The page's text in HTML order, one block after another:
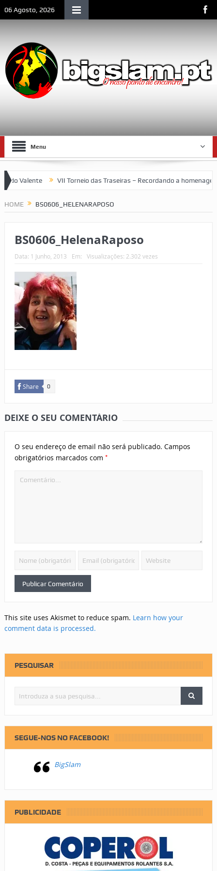
06 Agosto, 2026
Menu
Valente VII Torneio das Traseiras – Recordando a homenagem
HOME BS0606_HELENARAPOSO
BS0606_HelenaRaposo
Data: 1 Junho, 2013 Em: Visualizações: 2.302 vezes
Share 0
DEIXE O SEU COMENTÁRIO
O seu endereço de email não será publicado. Campos
obrigatórios marcados com *
This site uses Akismet to reduce spam. Learn how your
comment data is processed.
PESQUISAR
SEGUE-NOS NO FACEBOOK!
BigSlam
PUBLICIDADE